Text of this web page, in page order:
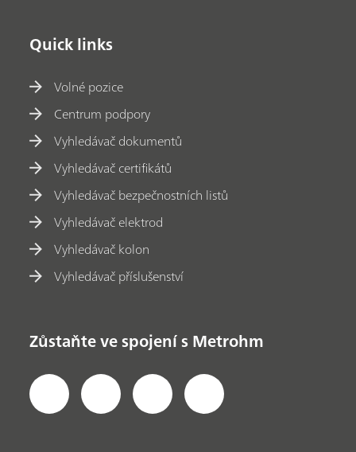
Quick links
Volné pozice
Centrum podpory
Vyhledávač dokumentů
Vyhledávač certifikátů
Vyhledávač bezpečnostních listů
Vyhledávač elektrod
Vyhledávač kolon
Vyhledávač příslušenství
Zůstaňte ve spojení s Metrohm